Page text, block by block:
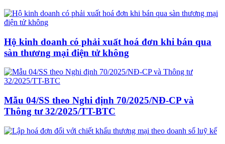
Hộ kinh doanh có phải xuất hoá đơn khi bán qua
sàn thương mại điện tử không
Mẫu 04/SS theo Nghi định 70/2025/NĐ-CP và
Thông tư 32/2025/TT-BTC